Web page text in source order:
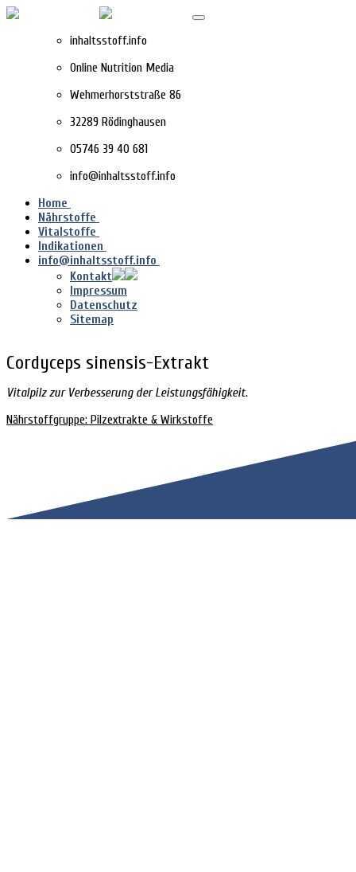
inhaltsstoff.info
Online Nutrition Media
Wehmerhorststraße 86
32289 Rödinghausen
05746 39 40 681
info@inhaltsstoff.info
Home
Nährstoffe
Vitalstoffe
Indikationen
info@inhaltsstoff.info
Kontakt
Impressum
Datenschutz
Sitemap
Cordyceps sinensis-Extrakt
Vitalpilz zur Verbesserung der Leistungsfähigkeit.
Nährstoffgruppe: Pilzextrakte & Wirkstoffe